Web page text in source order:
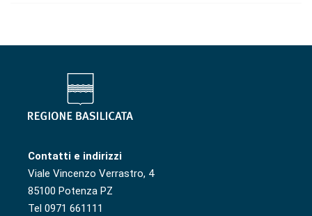
Contatti e indirizzi
Viale Vincenzo Verrastro, 4
85100 Potenza PZ
Tel 0971 661111